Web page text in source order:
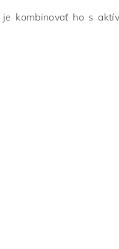
kombinovať ho s